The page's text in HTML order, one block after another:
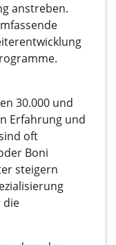
anstreben.
30.000 und
Erfahrung und
oft
Boni
steigern
die